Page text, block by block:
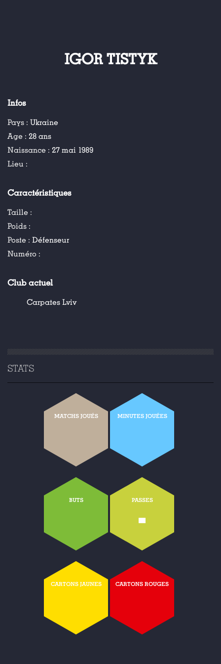
IGOR TISTYK
Infos
Pays : Ukraine
Age : 28 ans
Naissance : 27 mai 1989
Lieu :
Caractéristiques
Taille :
Poids :
Poste : Défenseur
Numéro :
Club actuel
Carpates Lviv
STATS
MATCHS JOUÉS MINUTES JOUÉES
BUTS PASSES
-
CARTONS JAUNES CARTONS ROUGES